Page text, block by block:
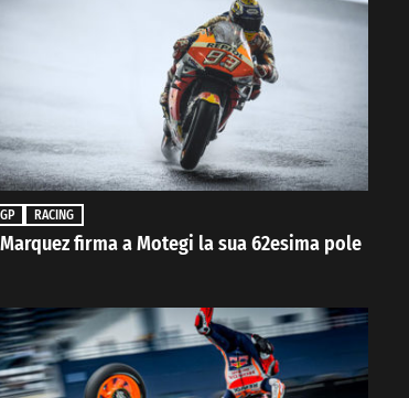
RACING
firma a Motegi la sua 62esima pole